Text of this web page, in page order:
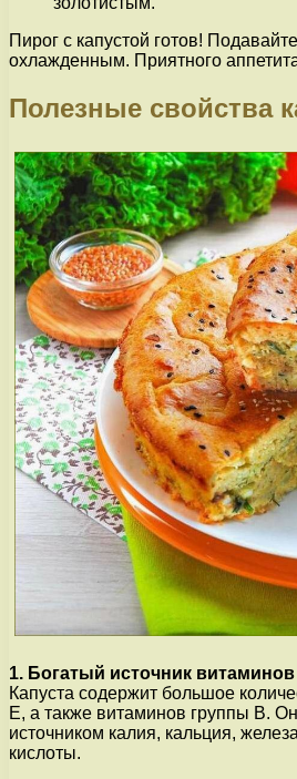
Пирог с капустой готов!
охлажденным. Приятного
Полезные свойства
1. Богатый источник
Капуста содержит большое
E, а также витаминов группы B.
источником калия, кальция,
кислоты.